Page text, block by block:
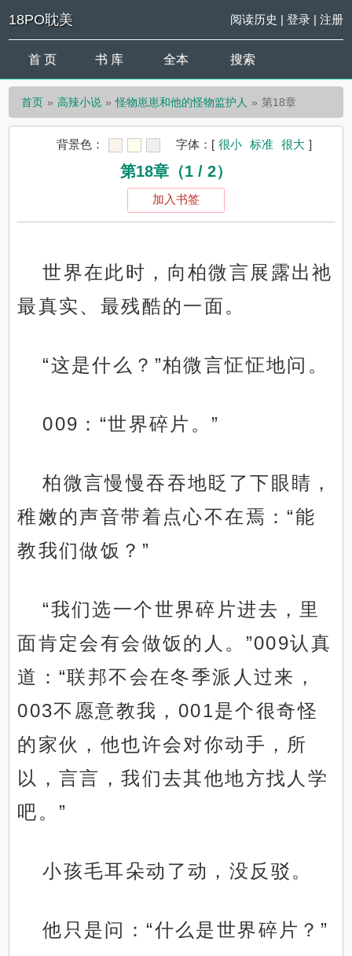
18PO耽美 阅读历史 | 登录| 注册
首 页 书 库 全本 搜索
首页 高辣小说 怪物崽崽和他的怪物监护人 第18章
背景色： 字体： [ 很小 标准 很大 ]
第18章（1 / 2）
加入书签
世界在此时，向柏微言展露出祂
最真实、最残酷的一面。
“这是什么？”柏微言怔怔地问。
009：“世界碎片。”
柏微言慢慢吞吞地眨了下眼睛，
稚嫩的声音带着点心不在焉：“能
教我们做饭？”
“我们选一个世界碎片进去，里
面肯定会有会做饭的人。”009认真
道：“联邦不会在冬季派人过来，
003不愿意教我，001是个很奇怪
的家伙，他也许会对你动手，所
以，言言，我们去其他地方找人学
吧。”
小孩毛耳朵动了动，没反驳。
他只是问：“什么是世界碎片？”